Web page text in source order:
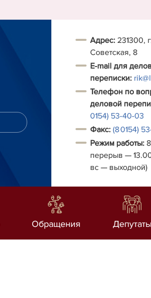
Адрес: 231300,
Советская, 8
E-mail для
переписки:
Телефон по
деловой
0154) 53-40-03
Факс: (8 0154)
Режим работы:
перерыв —
вс — выходной)
Обращения Депутаты